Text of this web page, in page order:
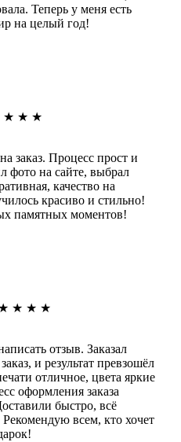
Теперь у меня есть
на целый год!
★ ★ ★
заказ. Процесс прост и
фото на сайте, выбрал
качество на
красиво и стильно!
памятных моментов!
★ ★ ★
отзыв. Заказал
и результат превзошёл
отличное, цвета яркие
оформления заказа
быстро, всё
всем, кто хочет